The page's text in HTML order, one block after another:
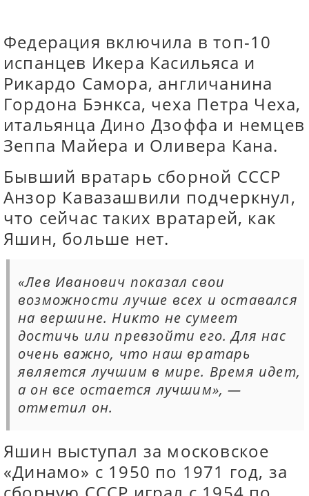
Федерация включила в топ-10
испанцев Икера Касильяса и
Рикардо Самора, англичанина
Гордона Бэнкса, чеха Петра Чеха,
итальянца Дино Дзоффа и немцев
Зеппа Майера и Оливера Кана.
Бывший вратарь сборной СССР
Анзор Кавазашвили подчеркнул,
что сейчас таких вратарей, как
Яшин, больше нет.
«Лев Иванович показал свои
возможности лучше всех и оставался
на вершине. Никто не сумеет
достичь или превзойти его. Для нас
очень важно, что наш вратарь
является лучшим в мире. Время идет,
а он все остается лучшим», —
отметил он.
Яшин выступал за московское
«Динамо» с 1950 по 1971 год, за